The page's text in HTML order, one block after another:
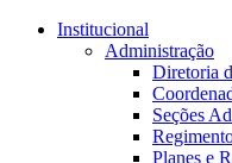
Conteúdo principal
Institucional
Administração
Diretoria
Seções
Planes e